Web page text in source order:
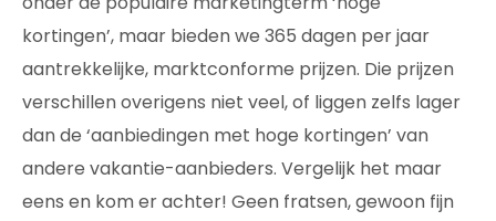
kortingen’, maar bieden we 365 dagen per jaar
aantrekkelijke, marktconforme prijzen. Die prijzen
verschillen overigens niet veel, of liggen zelfs lager
dan de ‘aanbiedingen met hoge kortingen’ van
andere vakantie-aanbieders. Vergelijk het maar
eens en kom er achter! Geen fratsen, gewoon fijn